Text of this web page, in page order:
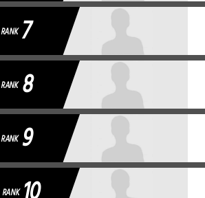
RANK 7
RANK 8
RANK 9
RANK